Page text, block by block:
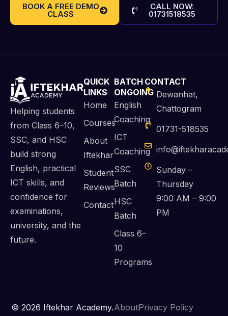
BOOK A FREE DEMO
CLASS
CALL NOW:
01731518535
Helping students
from Class 6–10,
SSC, and HSC
build strong
English, practical
ICT skills, and
confidence for
examinations,
university, and the
future.
QUICK
LINKS
Home
Courses
About
Iftekhar
Student
Reviews
Contact
BATCH
ONGOING
English
Coaching
ICT
Coaching
SSC
Batch
HSC
Batch
Class 6–
10
Programs
CONTACT
Dewanhat,
Chattogram
01731-518535
Sunday –
Thursday
9:00 AM – 9:00
PM
© 2026 Iftekhar Academy.AboutPrivacy Policy